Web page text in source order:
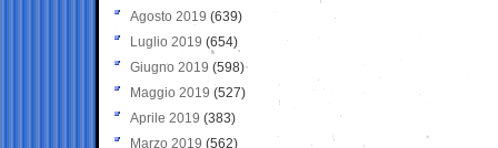
Agosto 2019 (639)
Luglio 2019 (654)
Giugno 2019 (598)
Maggio 2019 (527)
Aprile 2019 (383)
Marzo 2019 (562)